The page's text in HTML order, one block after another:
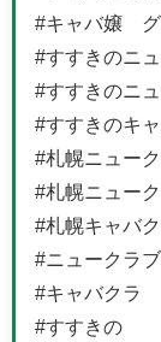
#キャバ嬢 グ
#すすきのニ
#すすきのニ
#すすきのキ
#札幌ニュー
#札幌ニュー
#札幌キャバ
#ニュークラブ
#キャバクラ
#すすきの